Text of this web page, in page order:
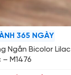
365 NGÀY
Ngắn Bicolor Lilac
M1476